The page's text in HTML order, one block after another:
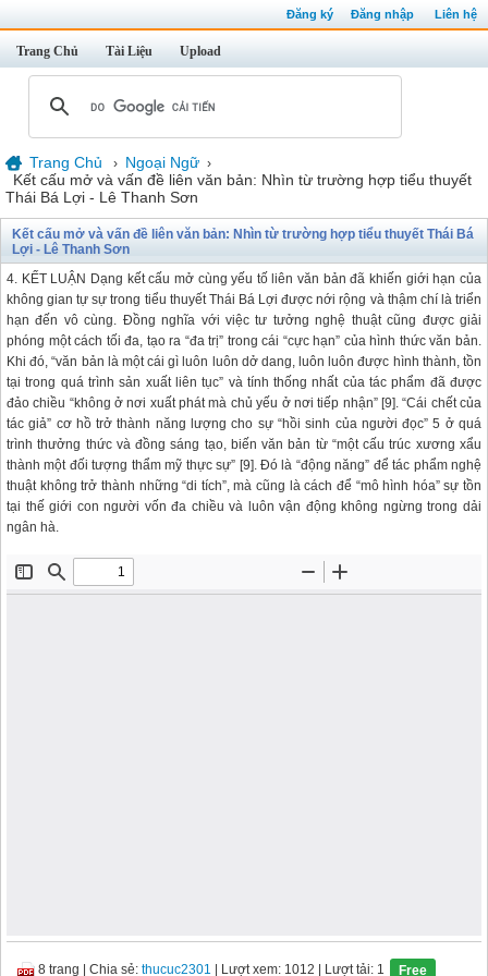
Đăng ký Đăng nhập Liên hệ
Trang Chủ Tài Liệu Upload
Trang Chủ › Ngoại Ngữ ›
Kết cấu mở và vấn đề liên văn bản: Nhìn từ trường hợp tiểu thuyết
Thái Bá Lợi - Lê Thanh Sơn
Kết cấu mở và vấn đề liên văn bản: Nhìn từ trường hợp tiểu thuyết Thái Bá
Lợi - Lê Thanh Sơn
4. KẾT LUẬN Dạng kết cấu mở cùng yếu tố liên văn bản đã khiến giới hạn của
không gian tự sự trong tiểu thuyết Thái Bá Lợi được nới rộng và thậm chí là triển
hạn đến vô cùng. Đồng nghĩa với việc tư tưởng nghệ thuật cũng được giải
phóng một cách tối đa, tạo ra “đa trị” trong cái “cực hạn” của hình thức văn bản.
Khi đó, “văn bản là một cái gì luôn luôn dở dang, luôn luôn được hình thành, tồn
tại trong quá trình sản xuất liên tục” và tính thống nhất của tác phẩm đã được
đảo chiều “không ở nơi xuất phát mà chủ yếu ở nơi tiếp nhận” [9]. “Cái chết của
tác giả” cơ hồ trở thành năng lượng cho sự “hồi sinh của người đọc” 5 ở quá
trình thưởng thức và đồng sáng tạo, biến văn bản từ “một cấu trúc xương xẩu
thành một đối tượng thẩm mỹ thực sự” [9]. Đó là “động năng” để tác phẩm nghệ
thuật không trở thành những “di tích”, mà cũng là cách để “mô hình hóa” sự tồn
tại thế giới con người vốn đa chiều và luôn vận động không ngừng trong dải
ngân hà.
8 trang Chia sẻ: thucuc2301 | Lượt xem: 1012 | Lượt tải: 1 Free